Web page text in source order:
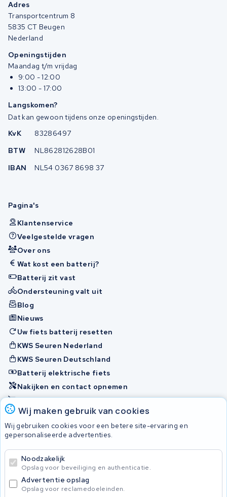
Wij maken gebruik van cookies
Wij gebruiken cookies voor een betere site-ervaring en
gepersonaliseerde advertenties.
Noodzakelijk
Opslag voor beveiliging en authenticatie.
Advertentie opslag
Opslag voor reclamedoeleinden.
Adres
Transportcentrum 8
5835 CT Beugen
Nederland
Openingstijden
Maandag t/m vrijdag
9:00 - 12:00
13:00 - 17:00
Langskomen?
Dat kan gewoon tijdens onze openingstijden.
KvK
83286497
BTW
NL862812628B01
IBAN
NL54 0367 8698 37
Pagina's
Klantenservice
Veelgestelde vragen
Over ons
Wat kost een batterij?
Batterij zit vast
Ondersteuning valt uit
Blog
Nieuws
Uw fiets batterij resetten
KWS Seuren Nederland
KWS Seuren Deutschland
Batterij elektrische fiets
Nakijken en contact opnemen
Onherstelbaar
Accu's
© 2026 KWS Seuren
Algemene voorwaarden
Privacy Policy